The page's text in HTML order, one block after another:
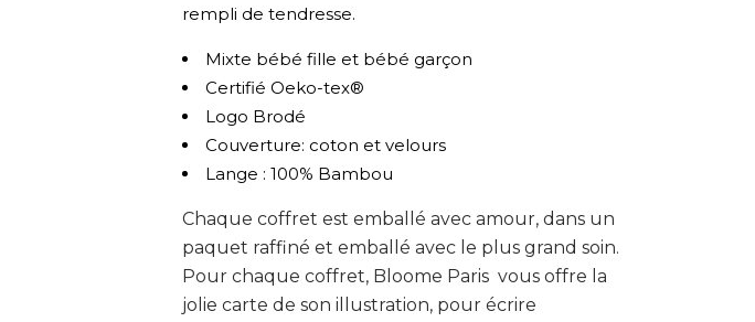
rempli de tendresse.
Mixte bébé fille et bébé garçon
Certifié Oeko-tex®
Logo Brodé
Couverture: coton et velours
Lange : 100% Bambou
Chaque coffret est emballé avec amour, dans un
paquet raffiné et emballé avec le plus grand soin.
Pour chaque coffret, Bloome Paris vous offre la
jolie carte de son illustration, pour écrire